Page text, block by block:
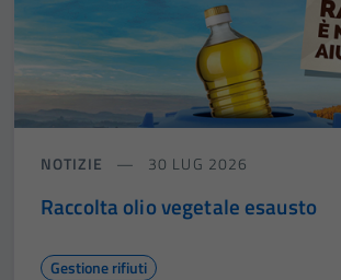
NOTIZIE 30 LUG 2026
Raccolta olio vegetale esausto
Gestione rifiuti